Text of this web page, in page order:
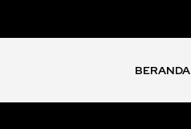
BERANDA